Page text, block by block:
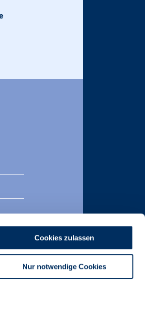
Cookies zulassen
Nur notwendige Cookies